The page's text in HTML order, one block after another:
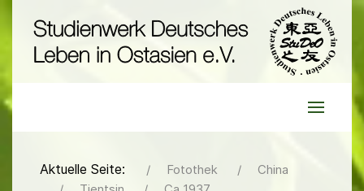
Aktuelle Seite: Fotothek
China